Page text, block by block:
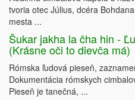
tvoria otec Július, dcéra
mesta ...
Šukar jakha la čha hin -
(Krásne oči to dievča má)
Rómska ľudová pieseň,
Dokumentácia rómskych
Pieseň je tanečná, ...